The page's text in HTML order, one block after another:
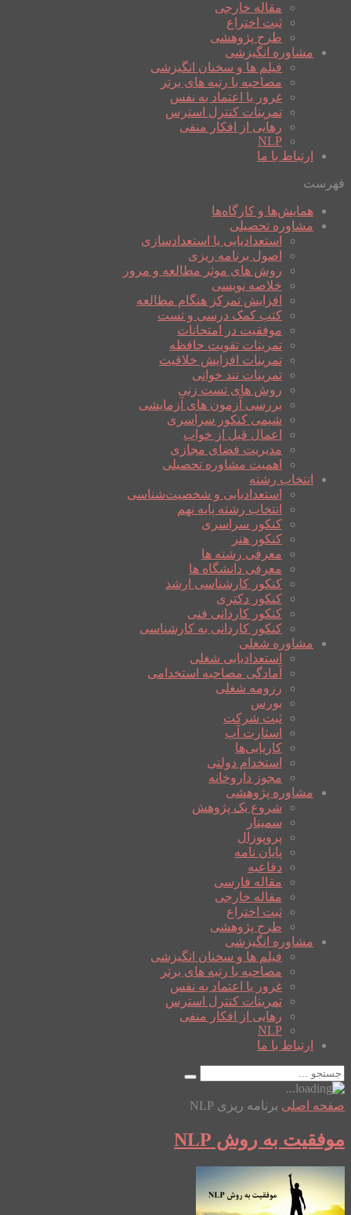
مقاله خارجی
ثبت اختراع
طرح پژوهشی
مشاوره انگیزشی
فیلم ها و سخنان انگیزشی
مصاحبه با رتبه های برتر
غرور یا اعتماد به نفس
تمرینات کنترل استرس
رهایی از افکار منفی
NLP
ارتباط با ما
فهرست
همایش‌ها و کارگاه‌ها
مشاوره تحصیلی
استعدادیابی یا استعدادسازی
اصول برنامه ریزی
روش های موثر مطالعه و مرور
خلاصه نویسی
افزایش تمرکز هنگام مطالعه
کتب کمک درسی و تست
موفقیت در امتحانات
تمرینات تقویت حافظه
تمرینات افزایش خلاقیت
تمرینات تند خوانی
روش های تست زنی
بررسی آزمون های آزمایشی
شیمی کنکور سراسری
اعمال قبل از خواب
مدیریت فضای مجازی
اهمیت مشاوره تحصیلی
انتخاب رشته
استعدادیابی و شخصیت‌شناسی
انتخاب رشته پایه نهم
کنکور سراسری
کنکور هنر
معرفی رشته ها
معرفی دانشگاه ها
کنکور کارشناسی ارشد
کنکور دکتری
کنکور کاردانی فنی
کنکور کاردانی به کارشناسی
مشاوره شغلی
استعدادیابی شغلی
آمادگی مصاحبه استخدامی
رزومه شغلی
بورس
ثبت شرکت
استارت آپ
کاریابی‌ها
استخدام دولتی
مجوز داروخانه
مشاوره پژوهشی
شروع یک پژوهش
سمینار
پروپوزال
پایان نامه
دفاعیه
مقاله فارسی
مقاله خارجی
ثبت اختراع
طرح پژوهشی
مشاوره انگیزشی
فیلم ها و سخنان انگیزشی
مصاحبه با رتبه های برتر
غرور یا اعتماد به نفس
تمرینات کنترل استرس
رهایی از افکار منفی
NLP
ارتباط با ما
صفحه اصلی برنامه ریزی NLP
موفقیت به روش NLP